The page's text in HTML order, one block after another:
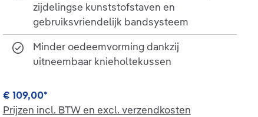
zijdelingse kunststofstaven en
gebruiksvriendelijk bandsysteem
Minder oedeemvorming dankzij
uitneembaar knieholtekussen
€ 109,00*
Prijzen incl. BTW en excl. verzendkosten